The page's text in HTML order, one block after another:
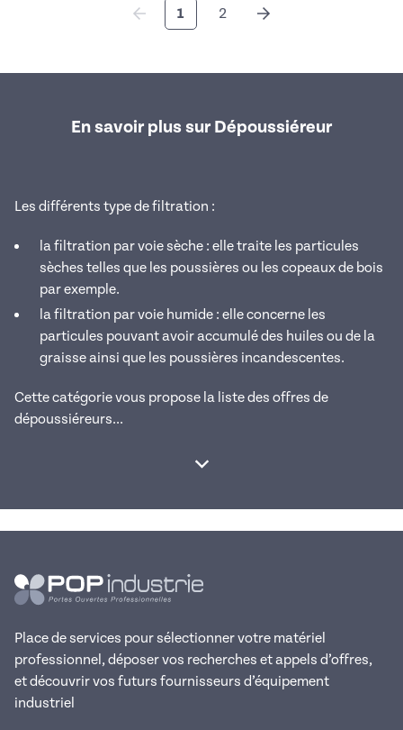
1 2
En savoir plus sur Dépoussiéreur
Les différents type de filtration :
la filtration par voie sèche : elle traite les particules
sèches telles que les poussières ou les copeaux de bois
par exemple.
la filtration par voie humide : elle concerne les
particules pouvant avoir accumulé des huiles ou de la
graisse ainsi que les poussières incandescentes.
Cette catégorie vous propose la liste des offres de
dépoussiéreurs...
Afficher la suite
Place de services pour sélectionner votre matériel
professionnel, déposer vos recherches et appels d’offres,
et découvrir vos futurs fournisseurs d’équipement
industriel